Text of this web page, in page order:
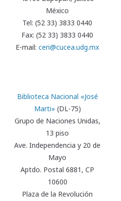
México
Tel: (52 33) 3833 0440
Fax: (52 33) 3833 0440
E-mail:ceri@cucea.udg.mx
Biblioteca Nacional «José
Marti» (DL-75)
Grupo de Naciones Unidas,
13 piso
Ave. Independencia y 20 de
Mayo
Aptdo. Postal 6881, CP
10600
Plaza de la Revolución